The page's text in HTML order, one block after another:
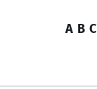
A B C